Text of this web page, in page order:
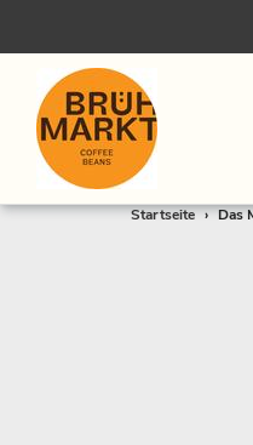
Direkt
Startseite › Das